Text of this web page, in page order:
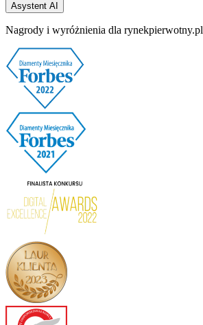
Asystent AI
Nagrody i wyróżnienia dla rynekpierwotny.pl